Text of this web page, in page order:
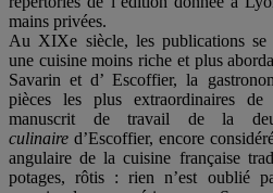
mains privées.
Au XIXe siècle, les publications se
une cuisine moins riche et plus
Savarin et d’ Escoffier, la
pièces les plus extraordinaires
manuscrit de travail de la
culinaired’Escoffier, encore
angulaire de la cuisine française
potages, rôtis : rien n’est oublié